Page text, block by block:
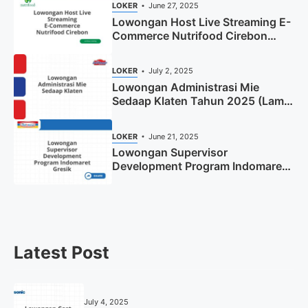
LOKER June 27, 2025
Lowongan Host Live Streaming E-
Commerce Nutrifood Cirebon
LOKER July 2, 2025
Lowongan Administrasi Mie
Sedaap Klaten Tahun 2025 (Lamar
LOKER June 21, 2025
Lowongan Supervisor
Development Program Indomaret
Latest Post
July 4, 2025